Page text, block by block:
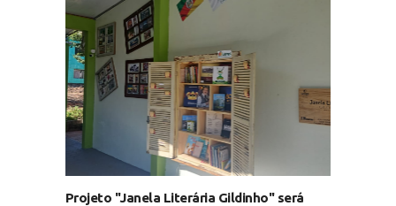
Projeto "Janela Literária Gildinho" será